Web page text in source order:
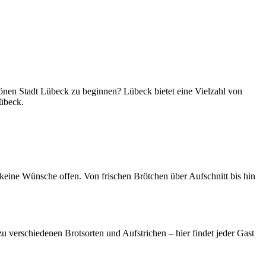
Stadt Lübeck zu beginnen? Lübeck bietet eine Vielzahl von
Wünsche offen. Von frischen Brötchen über Aufschnitt bis hin
verschiedenen Brotsorten und Aufstrichen – hier findet jeder Gast